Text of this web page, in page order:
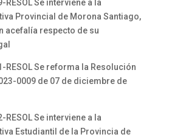
RESOL Se interviene a la
Provincial de Morona Santiago,
acefalía respecto de su
RESOL Se reforma la Resolución
0009 de 07 de diciembre de
RESOL Se interviene a la
Estudiantil de la Provincia de